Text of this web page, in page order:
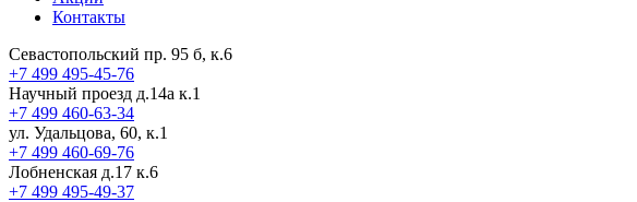
Контакты
Севастопольский пр. 95 б, к.6
+7 499 495-45-76
Научный проезд д.14а к.1
+7 499 460-63-34
ул. Удальцова, 60, к.1
+7 499 460-69-76
Лобненская д.17 к.6
+7 499 495-49-37